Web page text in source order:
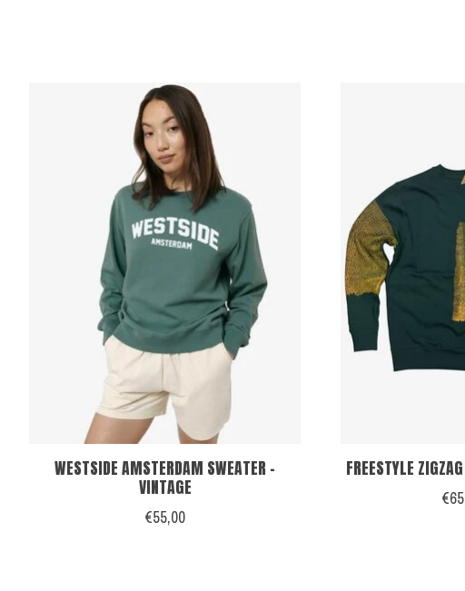
Items van productcarrousel
WESTSIDE AMSTERDAM SWEATER -
VINTAGE
€55,00
FREESTYLE